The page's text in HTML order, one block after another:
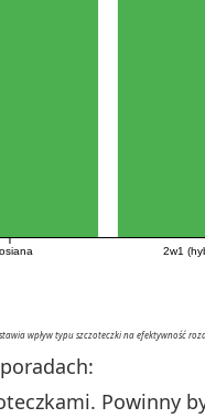
2w1
wpływ typu szczoteczki na efektywność
Powinny